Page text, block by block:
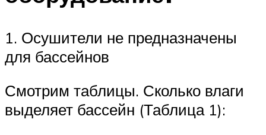
1. Осушители не предназначены
для бассейнов
Смотрим таблицы. Сколько влаги
выделяет бассейн (Таблица 1):